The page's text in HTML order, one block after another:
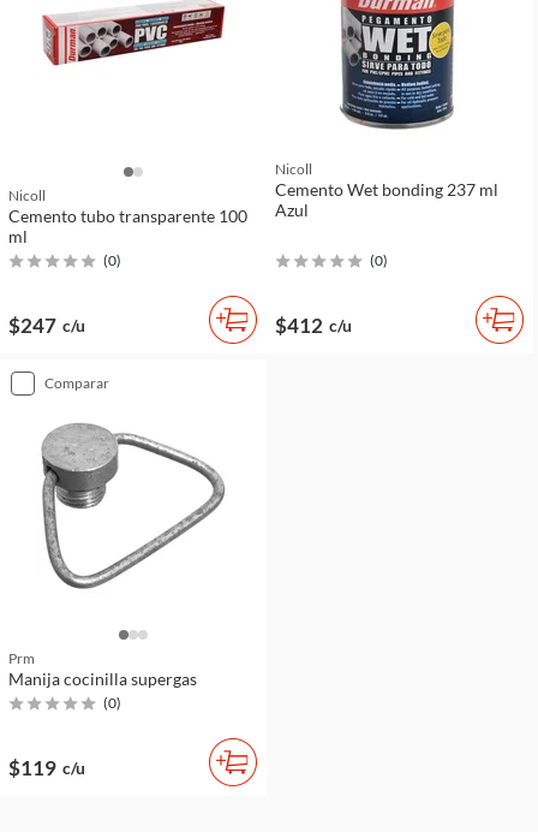
Nicoll
Cemento tubo transparente 100
ml
(0)
$247 c/u
Nicoll
Cemento Wet bonding 237 ml
Azul
(0)
$412 c/u
comparar
Prm
Manija cocinilla supergas
(0)
$119 c/u